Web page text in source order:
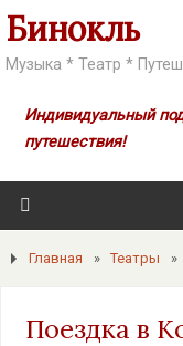
Бинокль
Музыка * Театр *
Индивидуальный
путешествия!
Главная » Театры »
Поездка в